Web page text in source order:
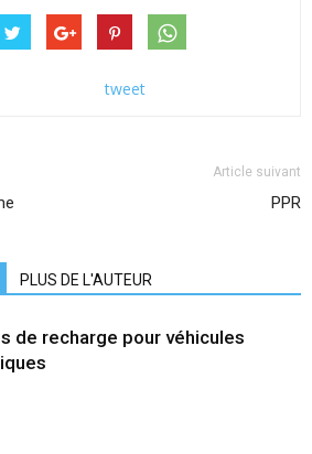
tweet
Article suivant
PPR
PLUS DE L'AUTEUR
de recharge pour véhicules